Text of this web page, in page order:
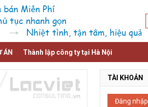
ÁN Thành lập công ty tại Hà Nội
TÀI KHOẢN
Đăng nhập